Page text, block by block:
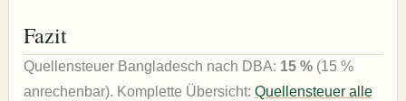
Fazit
Quellensteuer Bangladesch nach DBA: 15 %(15 %
anrechenbar). Komplette Übersicht: Quellensteuer alle